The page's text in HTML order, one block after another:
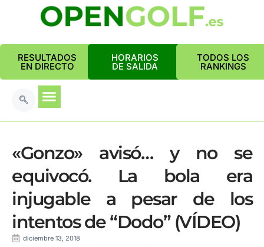
RESULTADOS
EN DIRECTO
HORARIOS
DE SALIDA
TODOS LOS
RANKINGS
«Gonzo» avisó… y no se
equivocó. La bola era
injugable a pesar de los
intentos de “Dodo” (VÍDEO)
diciembre 13, 2018